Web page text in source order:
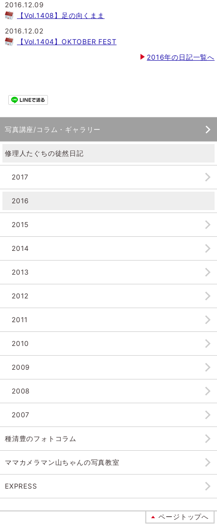
2016.12.09
【Vol.1408】足の向くまま
2016.12.02
【Vol.1404】OKTOBER FEST
2016年の日記一覧へ
写真講座/コラム・ギャラリー
修理人たぐちの徒然日記
2017
2016
2015
2014
2013
2012
2011
2010
2009
2008
2007
種清豊のフォトコラム
ママカメラマン山ちゃんの写真教室
EXPRESS
ページトップへ